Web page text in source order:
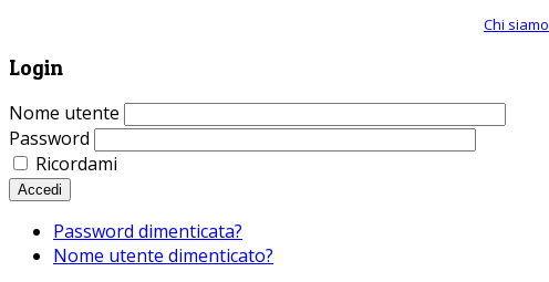
Chi siamo
Login
Nome utente
Password
Ricordami
Accedi
Password dimenticata?
Nome utente dimenticato?